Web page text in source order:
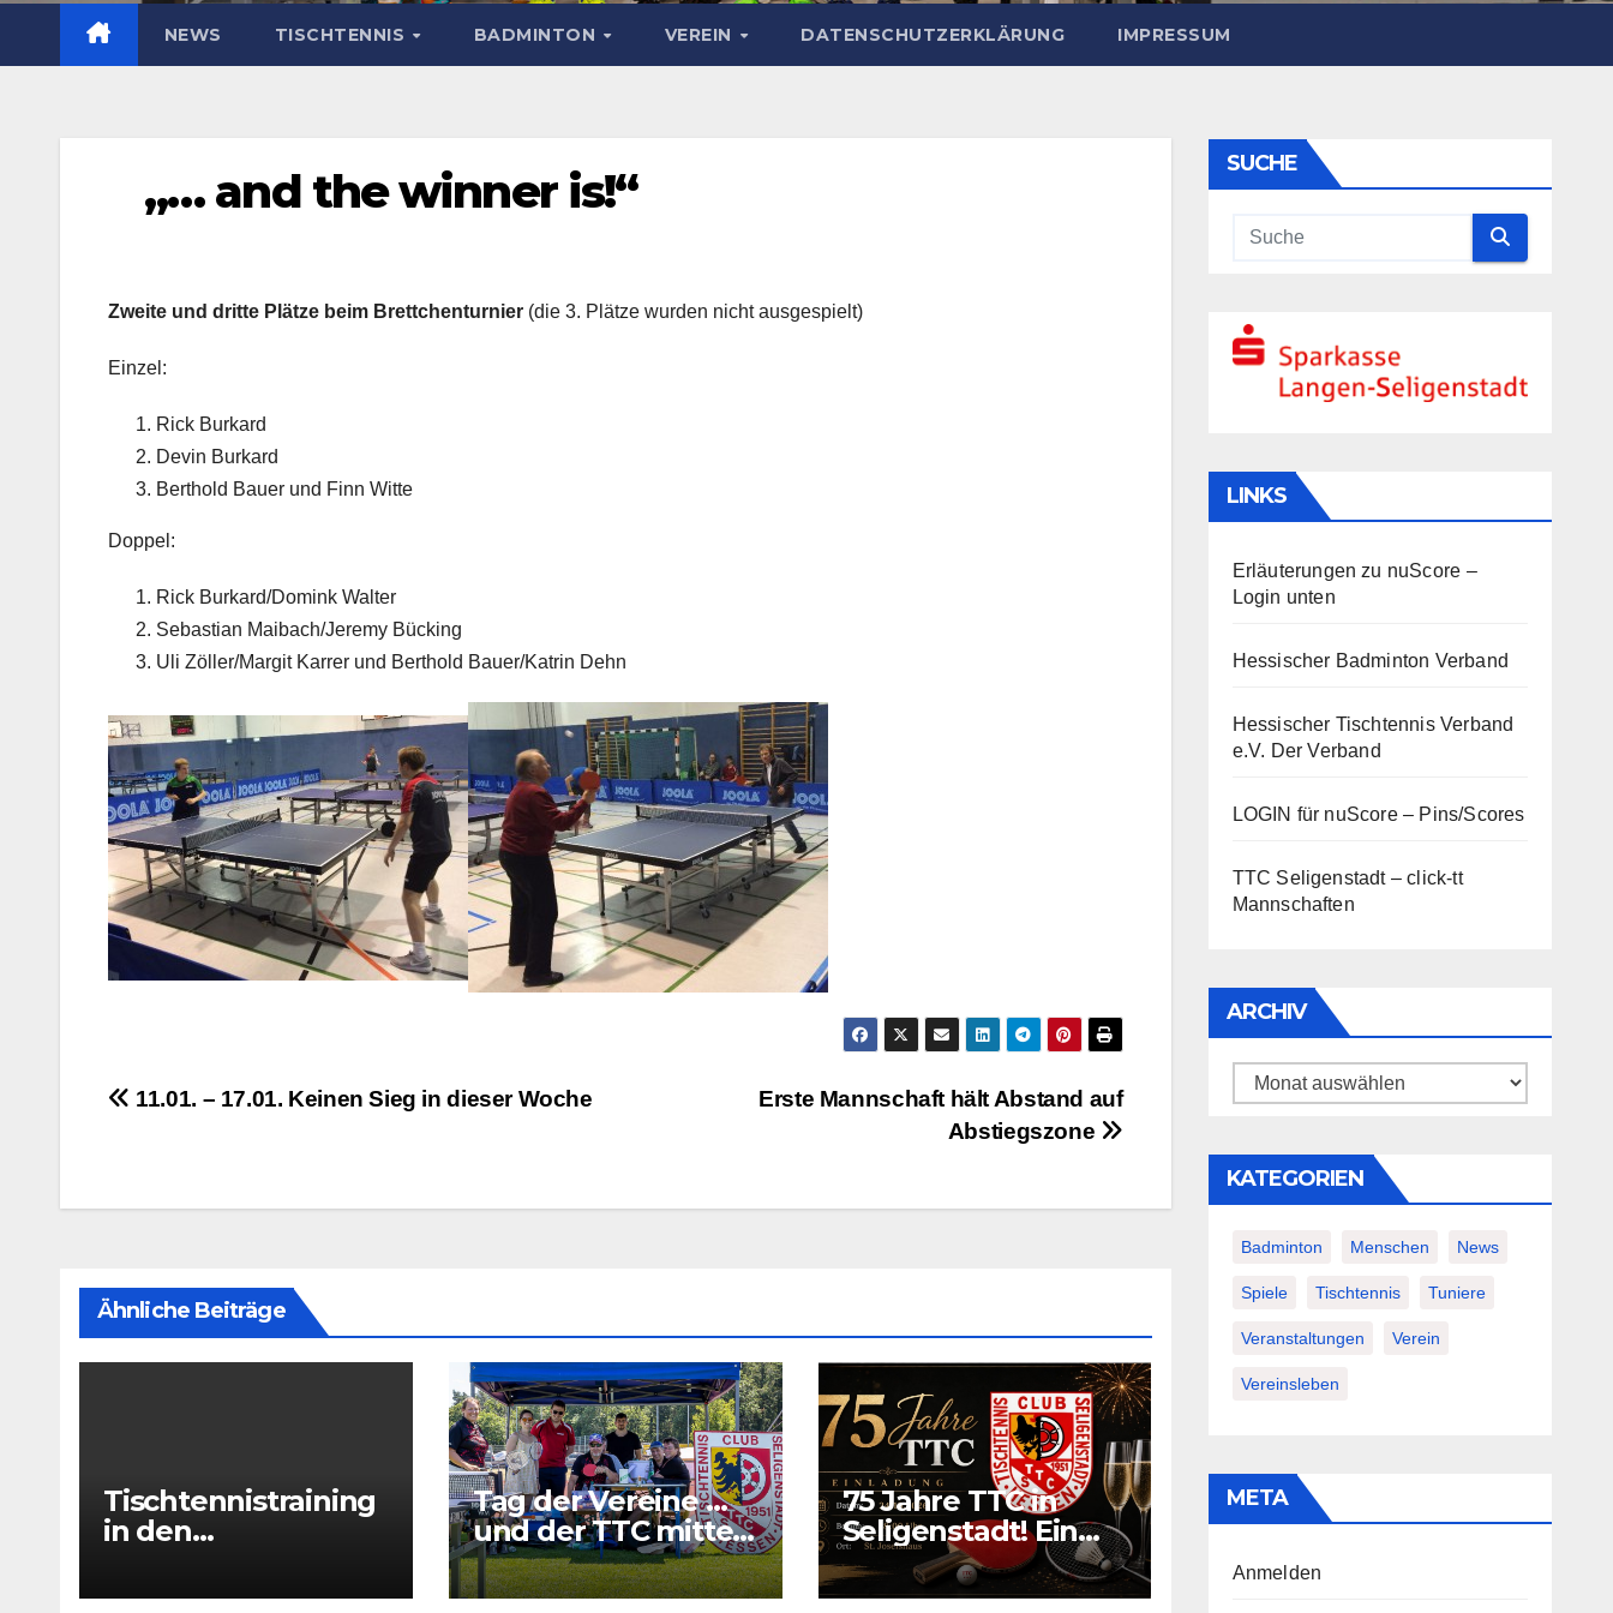
NEWS TISCHTENNIS BADMINTON VEREIN DATENSCHUTZERKLÄRUNG IMPRESSUM
„… and the winner is!“
Zweite und dritte Plätze beim Brettchenturnier (die 3. Plätze wurden nicht ausgespielt)
Einzel:
Rick Burkard
Devin Burkard
Berthold Bauer und Finn Witte
Doppel:
Rick Burkard/Domink Walter
Sebastian Maibach/Jeremy Bücking
Uli Zöller/Margit Karrer und Berthold Bauer/Katrin Dehn
Beitragsnavigation
Erste Mannschaft hält Abstand auf
Abstiegszone
11.01. – 17.01. Keinen Sieg in dieser Woche
Ähnliche Beiträge
Tischtennistraining
in den
– 29.07 + 31.07 +
Tag der Vereine …
und der TTC mitten
drin
75 Jahre TTC in
Seligenstadt! Ein
Grund richtig zu
feiern.
SUCHE
LINKS
Erläuterungen zu nuScore –
Login unten
Hessischer Badminton Verband
Hessischer Tischtennis Verband
e.V. Der Verband
LOGIN für nuScore – Pins/Scores
TTC Seligenstadt – click-tt
Mannschaften
ARCHIV
Archiv
KATEGORIEN
Badminton Menschen News
Spiele Tischtennis Tuniere
Veranstaltungen Verein
Vereinsleben
META
Anmelden